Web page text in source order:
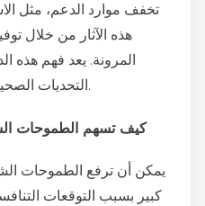
تخفف موارد الدعم، مثل
هذه الآثار من خلال
المرونة. يعد فهم هذه
التحديات الصحية النفسية المتعلقة بالمنافسة.
كيف تسهم الطموحات
يمكن أن ترفع الطموحات
كبير بسبب التوقعات